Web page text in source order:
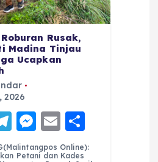
Rusak,
Madina Tinjau
Ucapkan
2026
T
el
M
e
E
m h
Online):
Petani dan Kades